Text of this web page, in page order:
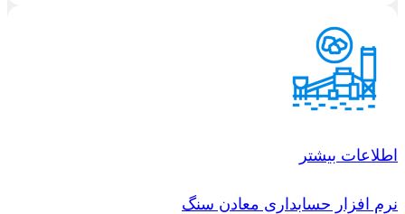
اطلاعات بیشتر
نرم افزار حسابداری معادن سنگ